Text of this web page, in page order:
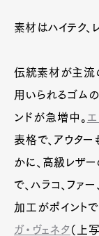
素材はハイテク、
伝統素材が主流の
用いられるゴム
ンドが急増中。
表格で、アウター
かに、高級レザ
で、ハラコ、ファ
加工がポイントで
ガ・ヴェネタ （上